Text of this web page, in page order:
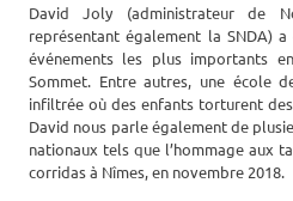
David Joly (administrateur de
représentant également la SNDA)
événements les plus importants
Sommet. Entre autres, une école
infiltrée où des enfants torturent
David nous parle également de
nationaux tels que l’hommage aux
corridas à Nîmes, en novembre 2018.